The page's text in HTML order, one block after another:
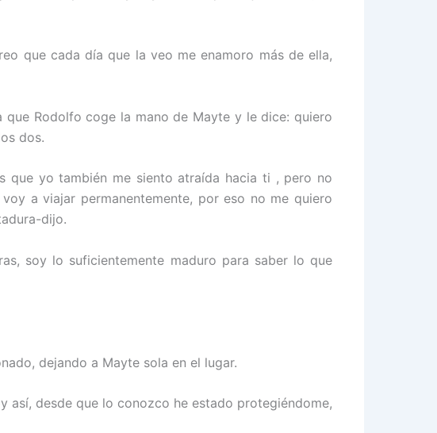
que cada día que la veo me enamoro más de ella,
Rodolfo coge la mano de Mayte y le dice: quiero
dos.
que yo también me siento atraída hacia ti , pero no
a viajar permanentemente, por eso no me quiero
dijo.
soy lo suficientemente maduro para saber lo que
dejando a Mayte sola en el lugar.
así, desde que lo conozco he estado protegiéndome,